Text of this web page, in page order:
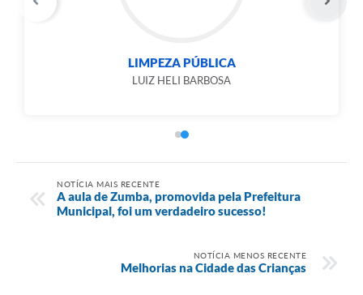
LIMPEZA PÚBLICA
LUIZ HELI BARBOSA
NOTÍCIA MAIS RECENTE
A aula de Zumba, promovida pela Prefeitura
Municipal, foi um verdadeiro sucesso!
NOTÍCIA MENOS RECENTE
Melhorias na Cidade das Crianças